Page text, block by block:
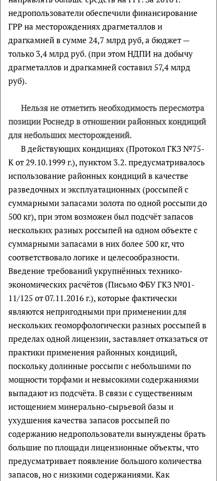
недропользователи обеспечили финансирование
ГРР на месторождениях драгметаллов и
драгкамней в сумме 24,7 млрд руб, а бюджет —
только 3,4 млрд руб. (при этом НДПИ на добычу
драгметаллов и драгкамней составил 57,4 млрд
руб).
Нельзя не отметить необходимость пересмотра
позиции Роснедр в отношении районных кондиций
для небольших месторождений.
В действующих кондициях (Протокол ГКЗ №75-
К от 29.10.1999 г.), пунктом 3.2. предусматривалось
использование районных кондиций в качестве
разведочных и эксплуатационных (россыпей с
суммарными запасами золота по одной россыпи до
500 кг), при этом возможен был подсчёт запасов
нескольких разных россыпей на одном объекте с
суммарными запасами в них более 500 кг, что
соответствовало логике и целесообразности.
Введение требований укрупнённых технико-
экономических расчётов (Письмо ФБУ ГКЗ №01-
11/125 от 07.11.2016 г.), которые фактически
являются непригодными при применении для
нескольких геоморфологически разных россыпей в
пределах одной лицензии, заставляет отказаться от
практики применения районных кондиций,
поскольку долинные россыпи с небольшими по
мощности торфами и невысокими содержаниями
выпадают из подсчёта. В связи с существенным
истощением минерально-сырьевой базы и
ухудшения качества запасов россыпей по
содержанию недропользователи вынуждены брать
большие по площади лицензионные объекты, что
предусматривает появление большого количества
запасов, но с низкими содержаниями. Как